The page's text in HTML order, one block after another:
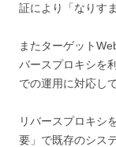
証により「なりす
またターゲット
バースプロキシを
での運用に対応し
リバースプロキシ
要」で既存のシス